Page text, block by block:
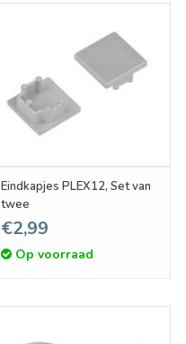
Eindkapjes PLEX12, Set van
twee
€2,99
Op voorraad